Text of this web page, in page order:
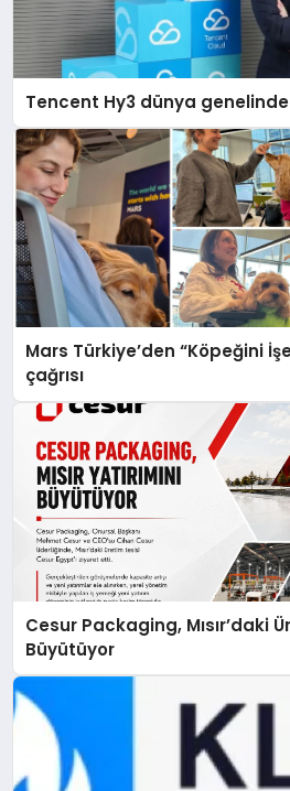
Tencent Hy3 dünya
Mars Türkiye’den “Köpeğini
çağrısı
Cesur Packaging, Mısır’daki
Büyütüyor